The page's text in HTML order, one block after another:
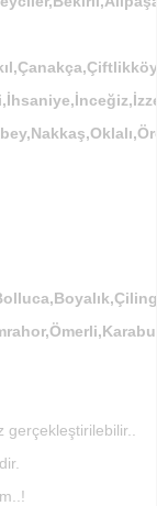
gerçekleştirilebilir..